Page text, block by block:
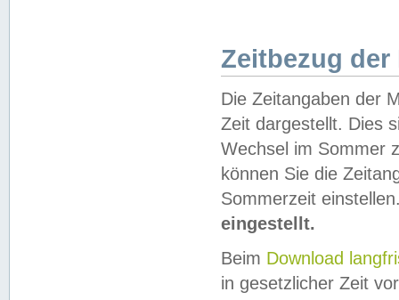
Zeitbezug der
Die Zeitangaben der
Zeit dargestellt. Dies
Wechsel im Sommer
können Sie die
Sommerzeit
eingestellt.
Beim Download
in gesetzlicher Zeit